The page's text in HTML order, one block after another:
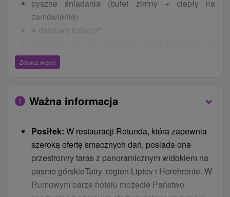
pyszne śniadania (bufet zimny + ciepły na
zamówienie)
4-daniowa kolacja*
strony północnej) lub na dużym parkingu Krupová
(wjazd od strony południowej)
zjazd kolejką linową z Chopka w dół
zaświadczenie o ukończeniu pobytu
połączenie WiFi
karnety narciarskie i bilety na kolejki linowe w
ośrodkach Jasná – Chopok Tatry Niskie, Tatry
Wysokie – Tatrzańska Łomnica, Stary Smokowiec,
Szczyrbskie Jezioro
Zobacz więcej
Ważna informacja
Posiłek: W restauracji Rotunda, która zapewnia
szeroką ofertę smacznych dań, posiada ona
przestronny taras z panoramicznym widokiem na
pasmo górskieTatry, region Liptov i Horehronie. W
Rumowym barze hotelu możecie Państwo